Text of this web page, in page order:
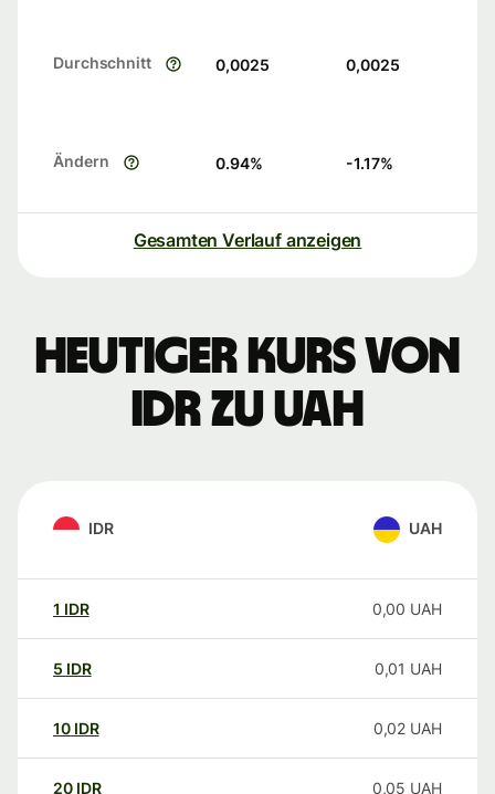
Durchschnitt 0,0025 0,0025
Ändern 0.94% -1.17%
Gesamten Verlauf anzeigen
Heutiger Kurs von
IDR zu UAH
IDR UAH
1 IDR 0,00 UAH
5 IDR 0,01 UAH
10 IDR 0,02 UAH
20 IDR 0,05 UAH